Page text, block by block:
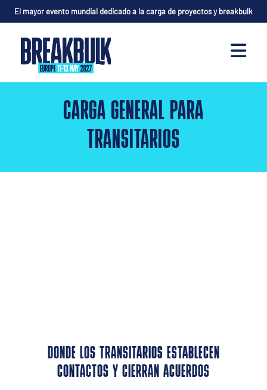
El mayor evento mundial dedicado a la carga de proyectos y breakbulk
CARGA GENERAL PARA
TRANSITARIOS
DONDE LOS TRANSITARIOS ESTABLECEN
CONTACTOS Y CIERRAN ACUERDOS